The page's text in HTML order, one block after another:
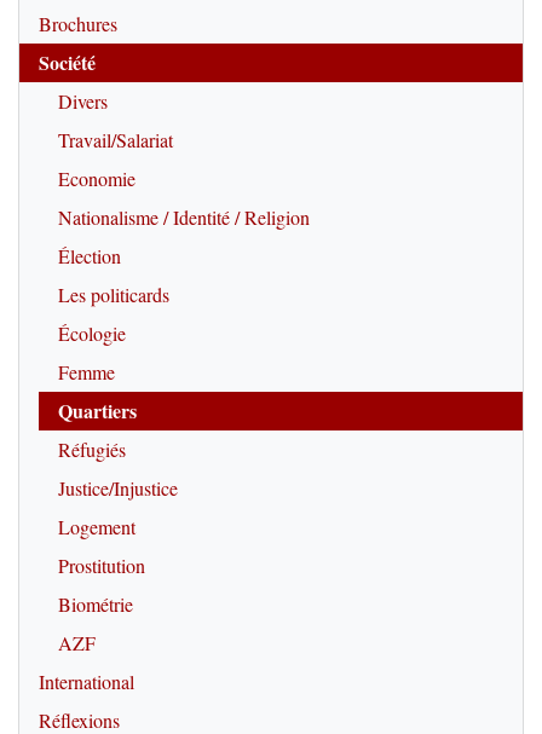
Brochures
Société
Divers
Travail/Salariat
Economie
Nationalisme / Identité / Religion
Élection
Les politicards
Écologie
Femme
Quartiers
Réfugiés
Justice/Injustice
Logement
Prostitution
Biométrie
AZF
International
Réflexions